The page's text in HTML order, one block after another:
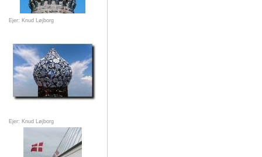
Ejer: Knud Løjborg
Ejer: Knud Løjborg